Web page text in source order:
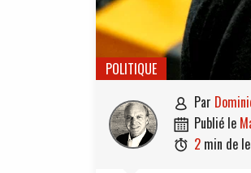
POLITIQUE
 par
 publié le
 2 min de